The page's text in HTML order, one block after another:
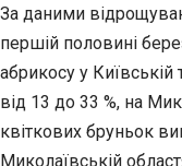
За даними
першій половині
абрикосу у Київській
від 13 до 33 %, на
квіткових бруньок
Миколаївській